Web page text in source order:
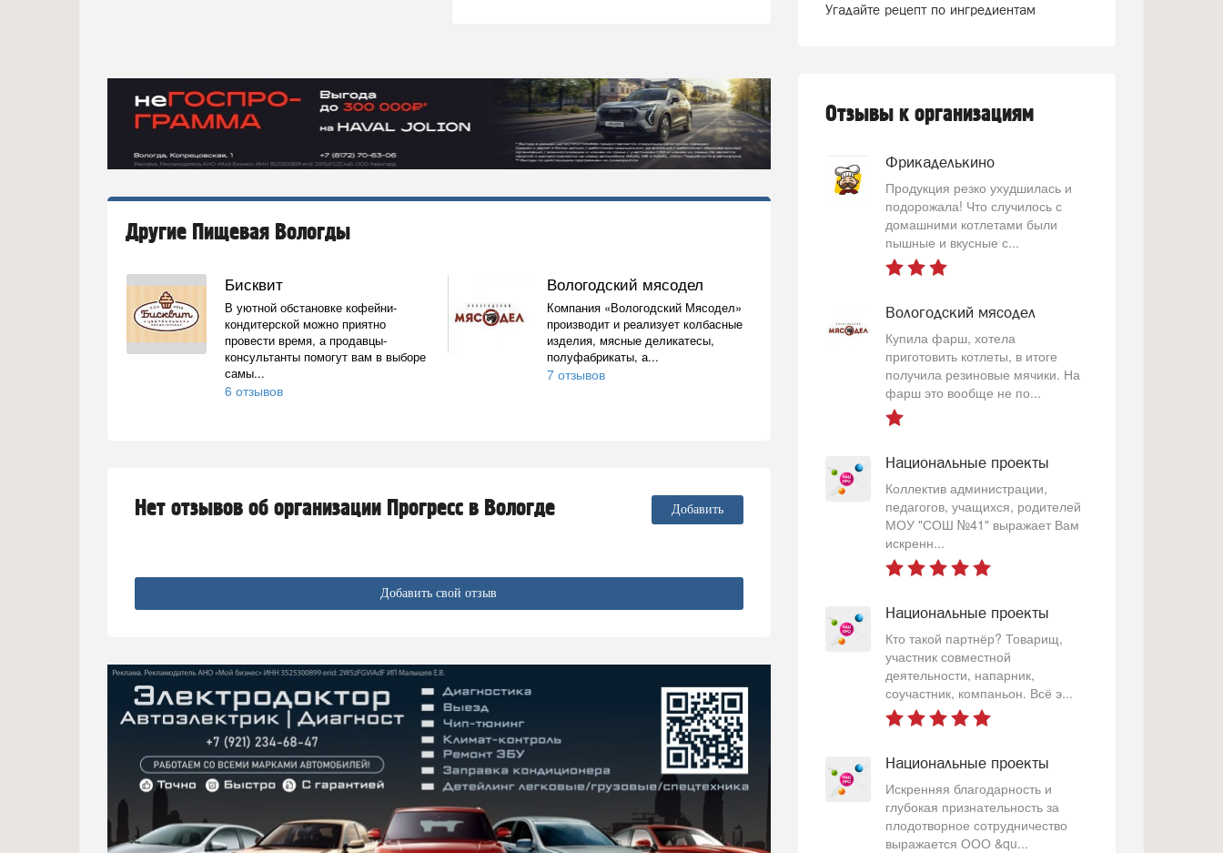
Другие Пищевая Вологды
Бисквит
В уютной обстановке кофейни-
кондитерской можно приятно
провести время, а продавцы-
консультанты помогут вам в выборе
самы...
6 отзывов
Вологодский мясодел
Компания «Вологодский Мясодел»
производит и реализует колбасные
изделия, мясные деликатесы,
полуфабрикаты, а...
7 отзывов
Нет отзывов об организации Прогресс в Вологде Добавить
Добавить свой отзыв
Угадайте рецепт по ингредиентам
Отзывы к организациям
Фрикаделькино
Продукция резко ухудшилась и
подорожала! Что случилось с
домашними котлетами были
пышные и вкусные с...
Вологодский мясодел
Купила фарш, хотела
приготовить котлеты, в итоге
получила резиновые мячики. На
фарш это вообще не по...
Национальные проекты
Коллектив администрации,
педагогов, учащихся, родителей
МОУ "СОШ №41" выражает Вам
искренн...
Национальные проекты
Кто такой партнёр? Товарищ,
участник совместной
деятельности, напарник,
соучастник, компаньон. Всё э...
Национальные проекты
Искренняя благодарность и
глубокая признательность за
плодотворное сотрудничество
выражается ООО &qu...